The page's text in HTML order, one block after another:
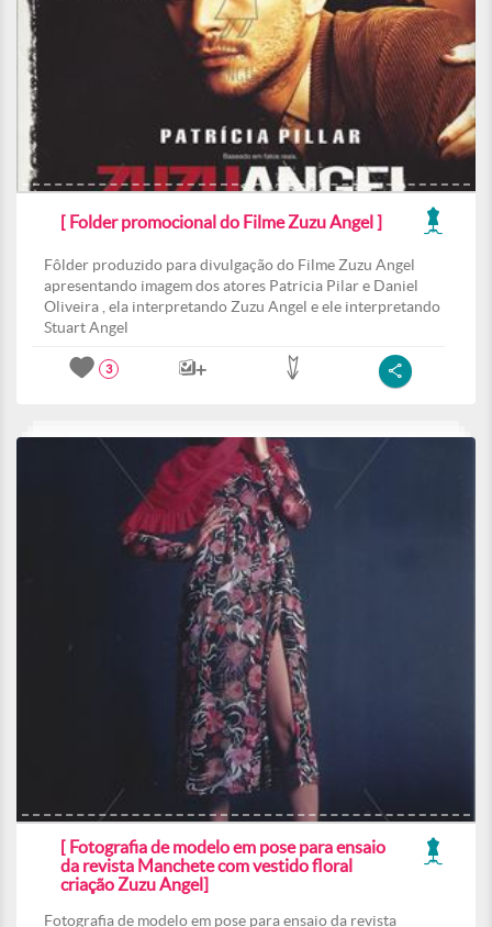
[ Folder promocional do Filme Zuzu Angel ]
Fôlder produzido para divulgação do Filme Zuzu Angel
apresentando imagem dos atores Patricia Pilar e Daniel
Oliveira , ela interpretando Zuzu Angel e ele interpretando
Stuart Angel
3
[ Fotografia de modelo em pose para ensaio
da revista Manchete com vestido floral
criação Zuzu Angel]
Fotografia de modelo em pose para ensaio da revista